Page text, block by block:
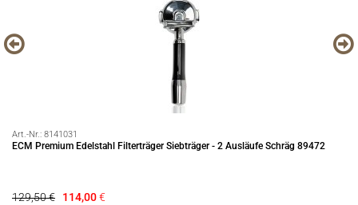
Art.-Nr.: 8141031
ECM Premium Edelstahl Filterträger Siebträger - 2 Ausläufe Schräg 89472
129,50 € 114,00€